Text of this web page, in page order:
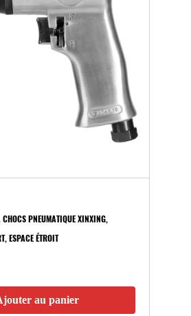
PNEUMATIQUE XINXING,
ESPACE ÉTROIT
au panier